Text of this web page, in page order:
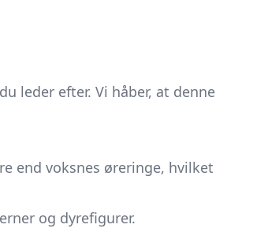
leder efter. Vi håber, at denne
end voksnes øreringe, hvilket
og dyrefigurer.